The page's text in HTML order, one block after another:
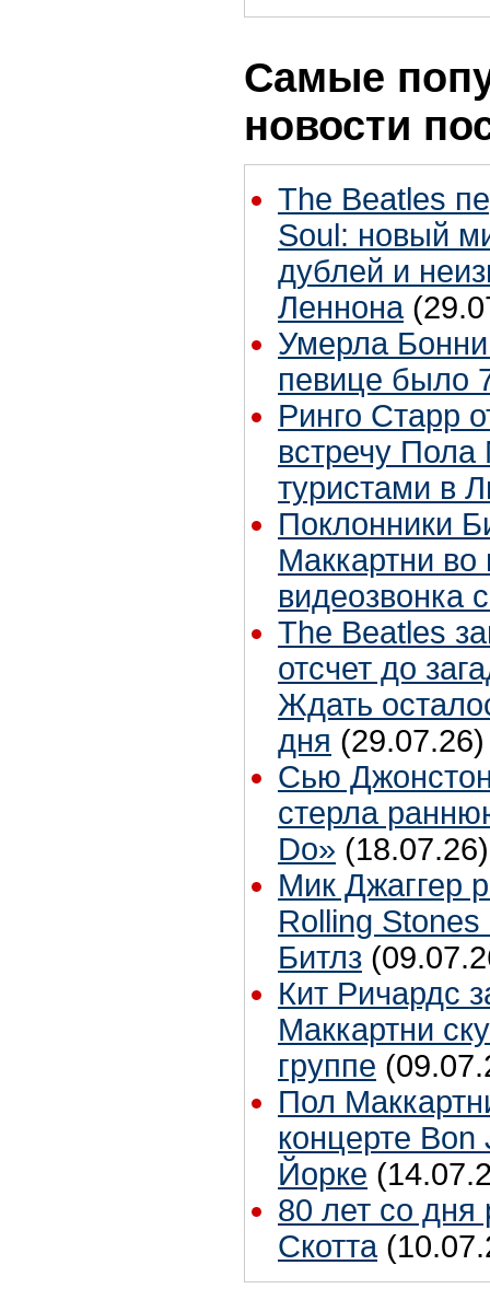
Самые
новости
The Beatles
Soul: новый
дублей и
Леннона
Умерла
певице было
Ринго Старр
встречу Пола
туристами в
Поклонники
Маккартни во
видеозвонка
The Beatles
отсчет до
Ждать
дня (29.07.26)
Сью
стерла
Do» (18.07.26)
Мик Джаггер
Rolling Stones
Битлз
Кит Ричардс
Маккартни
группе
Пол
концерте
Йорке
80 лет со
Скотта